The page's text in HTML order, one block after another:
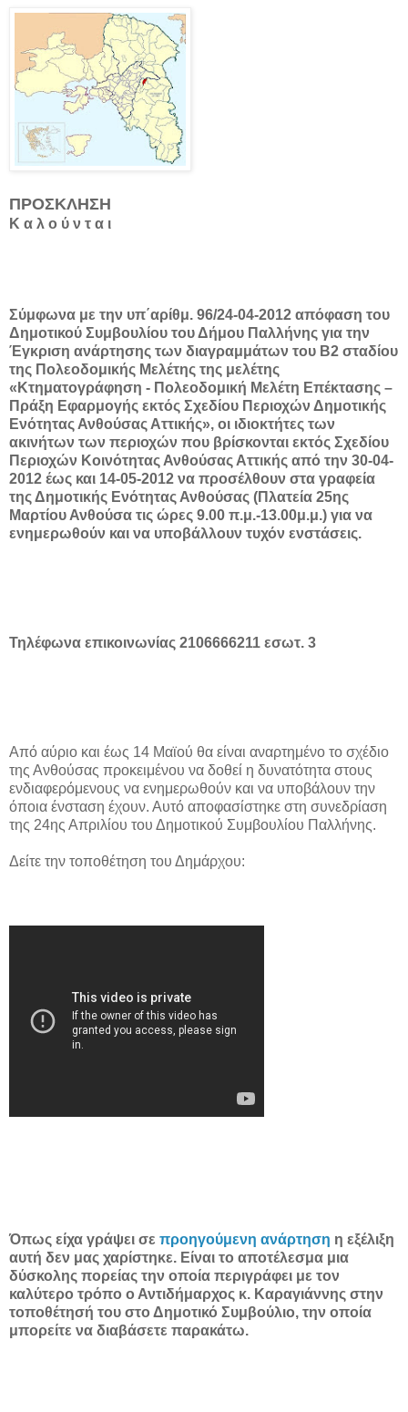
ΠΡΟΣΚΛΗΣΗ
Κ α λ ο ύ ν τ α ι
Σύμφωνα με την υπ΄αρίθμ. 96/24-04-2012 απόφαση του
Δημοτικού Συμβουλίου του Δήμου Παλλήνης για την
Έγκριση ανάρτησης των διαγραμμάτων του Β2 σταδίου
της Πολεοδομικής Μελέτης της μελέτης
«Κτηματογράφηση - Πολεοδομική Μελέτη Επέκτασης –
Πράξη Εφαρμογής εκτός Σχεδίου Περιοχών Δημοτικής
Ενότητας Ανθούσας Αττικής», οι ιδιοκτήτες των
ακινήτων των περιοχών που βρίσκονται εκτός Σχεδίου
Περιοχών Κοινότητας Ανθούσας Αττικής από την 30-04-
2012 έως και 14-05-2012 να προσέλθουν στα γραφεία
της Δημοτικής Ενότητας Ανθούσας (Πλατεία 25ης
Μαρτίου Ανθούσα τις ώρες 9.00 π.μ.-13.00μ.μ.) για να
ενημερωθούν και να υποβάλλουν τυχόν ενστάσεις.
Τηλέφωνα επικοινωνίας 2106666211 εσωτ. 3
Από αύριο και έως 14 Μαϊού θα είναι αναρτημένο το σχέδιο
της Ανθούσας προκειμένου να δοθεί η δυνατότητα στους
ενδιαφερόμενους να ενημερωθούν και να υποβάλουν την
όποια ένσταση έχουν. Αυτό αποφασίστηκε στη συνεδρίαση
της 24ης Απριλίου του Δημοτικού Συμβουλίου Παλλήνης.
Δείτε την τοποθέτηση του Δημάρχου:
Όπως είχα γράψει σε προηγούμενη ανάρτηση η εξέλιξη
αυτή δεν μας χαρίστηκε. Είναι το αποτέλεσμα μια
δύσκολης πορείας την οποία περιγράφει με τον
καλύτερο τρόπο ο Αντιδήμαρχος κ. Καραγιάννης στην
τοποθέτησή του στο Δημοτικό Συμβούλιο, την οποία
μπορείτε να διαβάσετε παρακάτω.